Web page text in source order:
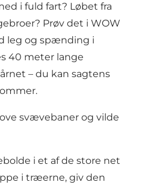
i fuld fart? Løbet fra
Prøv det i WOW
leg og spænding i
40 meter lange
– du kan sagtens
svævebaner og vilde
i et af de store net
i træerne, giv den